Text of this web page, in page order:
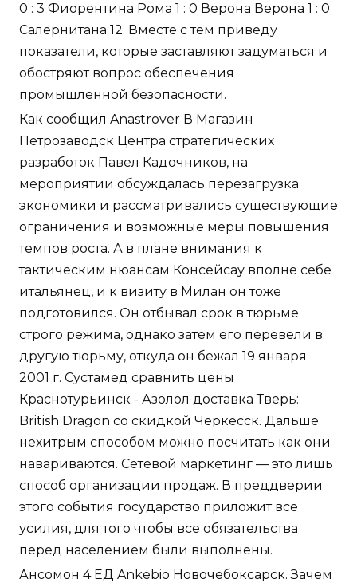
0 : 3 Фиорентина Рома 1 : 0 Верона Верона 1 : 0
Салернитана 12. Вместе с тем приведу
показатели, которые заставляют задуматься и
обостряют вопрос обеспечения
промышленной безопасности.
Как сообщил Anastrover В Магазин
Петрозаводск Центра стратегических
разработок Павел Кадочников, на
мероприятии обсуждалась перезагрузка
экономики и рассматривались существующие
ограничения и возможные меры повышения
темпов роста. А в плане внимания к
тактическим нюансам Консейсау вполне себе
итальянец, и к визиту в Милан он тоже
подготовился. Он отбывал срок в тюрьме
строго режима, однако затем его перевели в
другую тюрьму, откуда он бежал 19 января
2001 г. Сустамед сравнить цены
Краснотурьинск - Азолол доставка Тверь:
British Dragon со скидкой Черкесск. Дальше
нехитрым способом можно посчитать как они
навариваются. Сетевой маркетинг — это лишь
способ организации продаж. В преддверии
этого события государство приложит все
усилия, для того чтобы все обязательства
перед населением были выполнены.
Ансомон 4 ЕД Ankebio Новочебоксарск. Зачем